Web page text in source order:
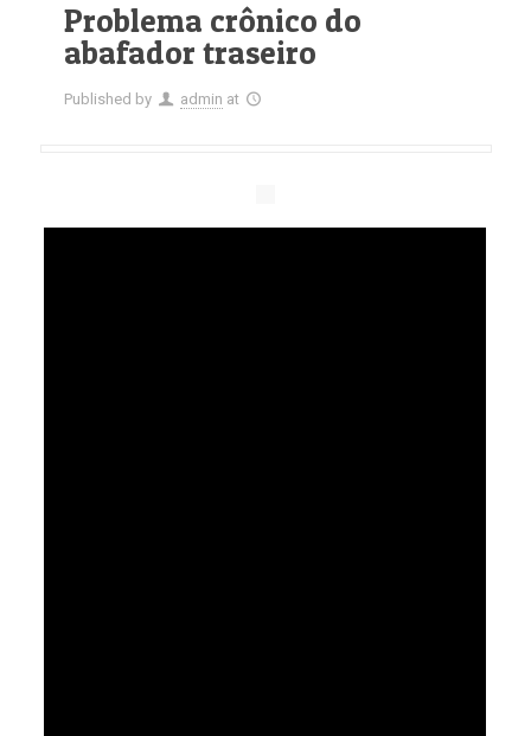
Problema crônico do
abafador traseiro
Published by admin at